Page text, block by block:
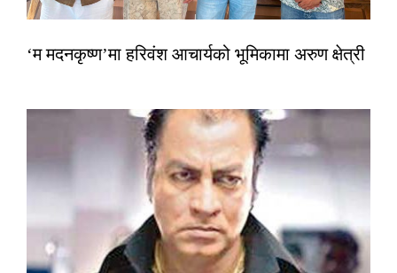
‘म मदनकृष्ण’मा हरिवंश आचार्यको भूमिकामा अरुण क्षेत्री